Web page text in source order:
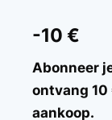
Ziel ist Eine
Zimmer im
aber trotzdem.
-10 €
Abonneer
ontvang
aankoop.